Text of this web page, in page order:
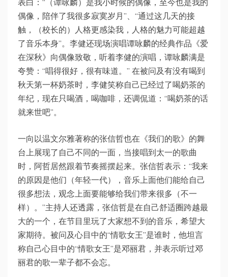
表白：“（谭咏麟）是我小时候的偶像，至今也是我的
偶像，陪伴了我很多寂寞岁月”、“通过这几天的接
触，（校长的）人格更感染我，人格的魅力可能超越
了音乐本身”。李健还现场演唱谭咏麟的经典作品《爱
在深秋》向偶像致敬，听着李健的演唱，谭咏麟满是
夸赞：“唱得很好，很有味道。” 在被问及有没有喝到
秋天第一杯奶茶时，李健笑称自己已经过了喝奶茶的
年纪，现在只喝酒，喝咖啡，还调侃道：“喝奶茶的话
就来世吧”。
一向以温文尔雅著称的张信哲也在《我们的歌》的舞
台上展现了自己不同的一面，当接唱到太一的歌曲
时，阿哲居然跟着节奏摇摆起来。张信哲表示：“我来
的原因是他们（年轻一代），音乐上面他们能给自己
很多想法，观念上面要能够给我们带来很多（不一
样）。”主持人还透露，张信哲是在自己舒适圈跨越最
大的一个，在节目里玩了大家想不到的音乐，希望大
家期待。被问及心目中的“情歌女王”是谁时，他坦言
称自己心目中的“情歌女王”是邓丽君，并表示听过邓
丽君的歌一辈子都不会忘。